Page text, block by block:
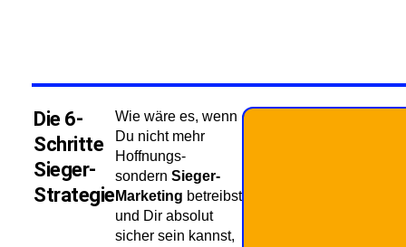
Die 6-
Schritte
Sieger-
Strategie
Wie wäre es, wenn
Du nicht mehr
Hoffnungs-
sondern Sieger-
Marketing betreibst
und Dir absolut
sicher sein kannst,